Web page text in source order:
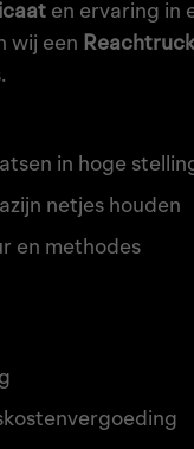
en ervaring in
wij een
in hoge
netjes houden
en methodes